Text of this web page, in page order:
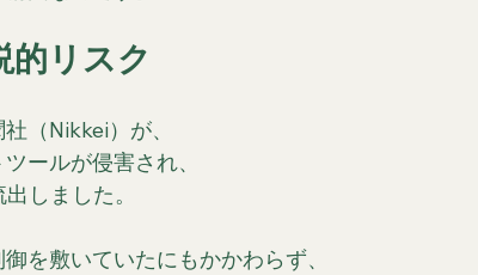
的リスク
（Nikkei）が、
ールが侵害され、
しました。
を敷いていたにもかかわらず、